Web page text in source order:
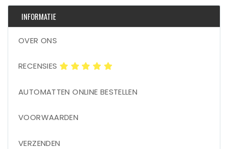
INFORMATIE
OVER ONS
RECENSIES
AUTOMATTEN ONLINE BESTELLEN
VOORWAARDEN
VERZENDEN